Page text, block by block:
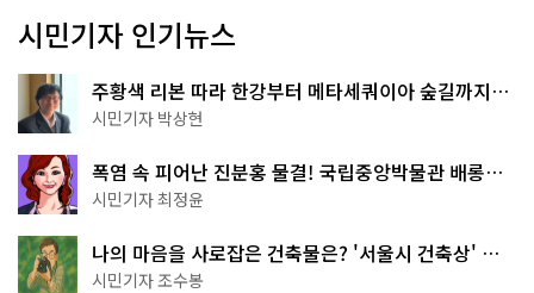
시민기자 인기뉴스
주황색 리본 따라 한강부터 메타세쿼이아 숲길까지…
서울둘레길 15코스
시민기자 박상현
폭염 속 피어난 진분홍 물결! 국립중앙박물관 배롱나
무 명소
시민기자 최정윤
나의 마음을 사로잡은 건축물은? '서울시 건축상' 수
상작 공개!
시민기자 조수봉